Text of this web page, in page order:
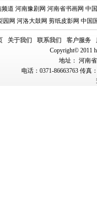
道 河南豫剧网 河南省书画网 中
园网 河洛大鼓网 剪纸皮影网 中国
关于我们 联系我们 客户服务
Copyright© 2011
地址： 河南
电话：0371-86663763 传真